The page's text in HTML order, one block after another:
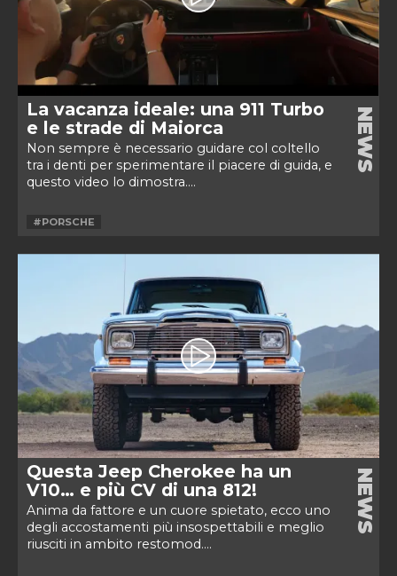
La vacanza ideale: una 911 Turbo
e le strade di Maiorca
Non sempre è necessario guidare col coltello
tra i denti per sperimentare il piacere di guida, e
questo video lo dimostra....
NEWS
#PORSCHE
Questa Jeep Cherokee ha un
V10… e più CV di una 812!
Anima da fattore e un cuore spietato, ecco uno
degli accostamenti più insospettabili e meglio
riusciti in ambito restomod....
NEWS